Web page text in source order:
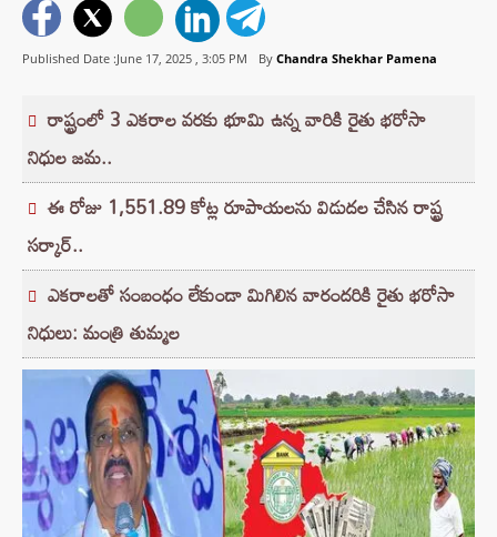
Published Date :June 17, 2025 , 3:05 PM By Chandra Shekhar Pamena
రాష్ట్రంలో 3 ఎకరాల వరకు భూమి ఉన్న వారికి రైతు భరోసా
నిధుల జమ..
ఈ రోజు 1,551.89 కోట్ల రూపాయలను విడుదల చేసిన రాష్ట్ర
సర్కార్..
ఎకరాలతో సంబంధం లేకుండా మిగిలిన వారందరికి రైతు భరోసా
నిధులు: మంత్రి తుమ్మల